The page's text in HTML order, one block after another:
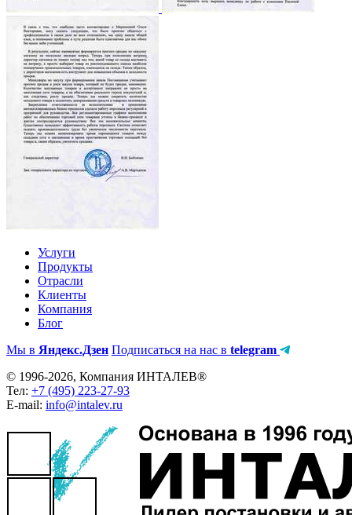
Услуги
Продукты
Отрасли
Клиенты
Компания
Блог
Мы в Яндекс.Дзен Подписаться на нас в telegram
© 1996-2026, Компания ИНТАЛЕВ®
Тел: +7 (495) 223-27-93
E-mail: info@intalev.ru